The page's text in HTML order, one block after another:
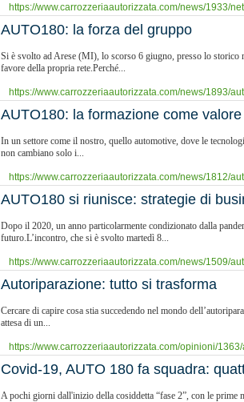
https://www.carrozzeriaautorizzata.com/news/1933/
AUTO180: la forza del gruppo
Si è svolto ad Arese (MI), lo scorso 6 giugno, presso lo storico
favore della propria rete.Perché...
https://www.carrozzeriaautorizzata.com/news/1893/
AUTO180: la formazione come
In un settore come il nostro, quello automotive, dove le
non cambiano solo i...
https://www.carrozzeriaautorizzata.com/news/1812/
​AUTO180 si riunisce: strategie di
Dopo il 2020, un anno particolarmente condizionato dalla
futuro.L’incontro, che si è svolto martedì 8...
https://www.carrozzeriaautorizzata.com/news/1509/
Autoriparazione: tutto si trasforma
Cercare di capire cosa stia succedendo nel mondo
attesa di un...
https://www.carrozzeriaautorizzata.com/opinioni/
Covid-19, AUTO 180 fa squadra:
A pochi giorni dall'inizio della cosiddetta “fase 2”, con le